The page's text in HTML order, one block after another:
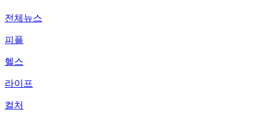
전체뉴스
피플
헬스
라이프
컬처